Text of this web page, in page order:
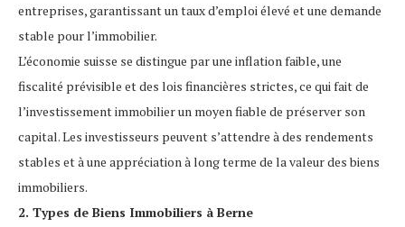
entreprises, garantissant un taux d’emploi élevé et une demande
stable pour l’immobilier.
L’économie suisse se distingue par une inflation faible, une
fiscalité prévisible et des lois financières strictes, ce qui fait de
l’investissement immobilier un moyen fiable de préserver son
capital. Les investisseurs peuvent s’attendre à des rendements
stables et à une appréciation à long terme de la valeur des biens
immobiliers.
2. Types de Biens Immobiliers à Berne